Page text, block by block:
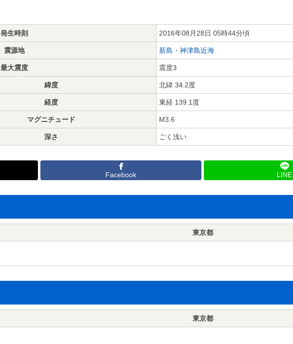
発生時刻 2016年08月28日 05時44分頃
震源地 新島・神津島近海
最大震度 震度3
緯度 北緯 34.2度
経度 東経 139.1度
マグニチュード M3.6
深さ ごく浅い
Facebook LINE
東京都
東京都